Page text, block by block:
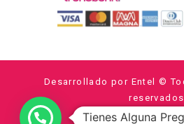
Desarrollado por Entel ©
reservados
Tienes Alguna